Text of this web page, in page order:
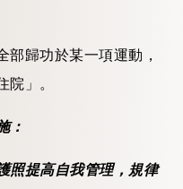
部歸功於某一項運動，
」。
：
照提高自我管理，規律